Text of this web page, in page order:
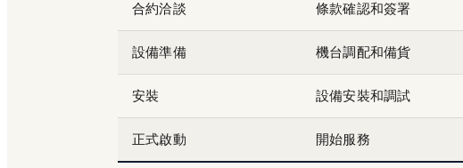
合約洽談 條款確認和簽署
設備準備 機台調配和備貨
安裝 設備安裝和調試
正式啟動 開始服務